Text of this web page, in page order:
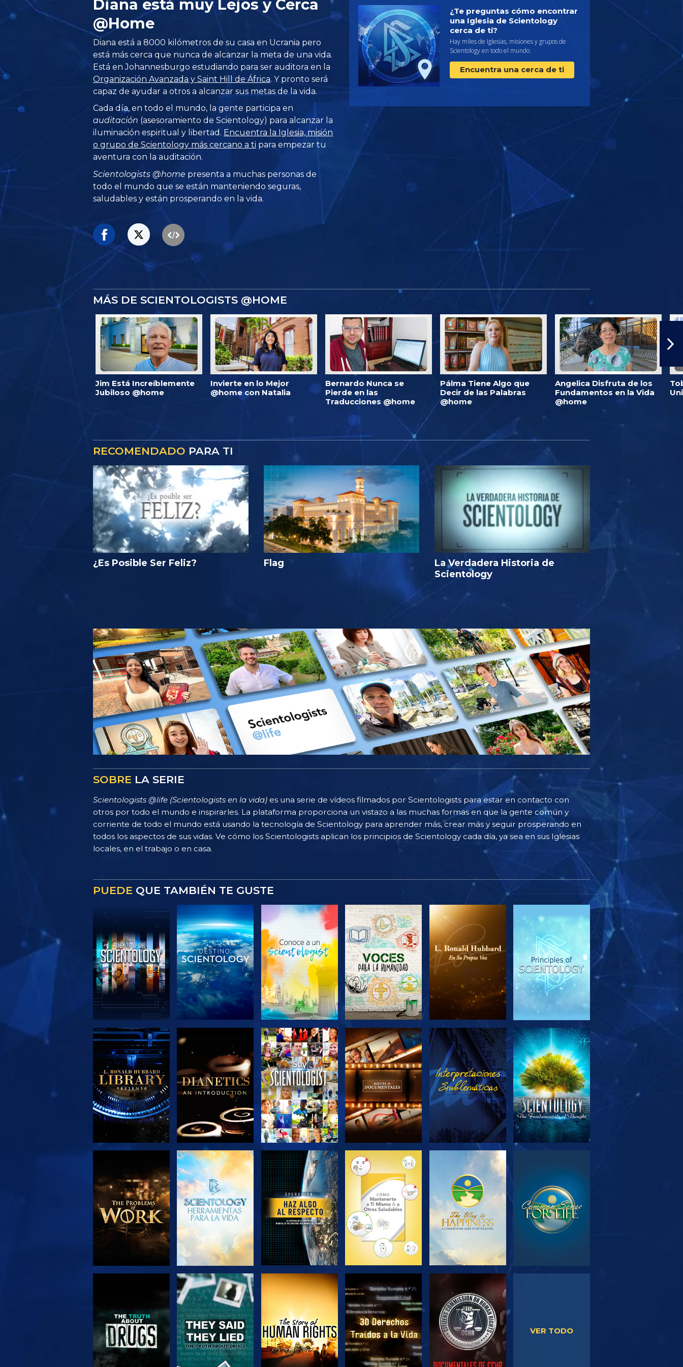
Diana está muy Lejos y Cerca
@Home
Diana está a 8000 kilómetros de su casa en Ucrania pero
está más cerca que nunca de alcanzar la meta de una vida.
Está en Johannesburgo estudiando para ser auditora en la
Organización Avanzada y Saint Hill de África. Y pronto será
capaz de ayudar a otros a alcanzar sus metas de la vida.
Cada día, en todo el mundo, la gente participa en
auditación (asesoramiento de Scientology) para alcanzar la
iluminación espiritual y libertad. Encuentra la Iglesia, misión
o grupo de Scientology más cercano a ti para empezar tu
aventura con la auditación.
Scientologists @home presenta a muchas personas de
todo el mundo que se están manteniendo seguras,
saludables y están prosperando en la vida.
¿Te preguntas cómo encontrar
una Iglesia de Scientology
cerca de ti?
Hay miles de Iglesias, misiones y grupos de
Scientology en todo el mundo.
Encuentra una cerca de ti
MÁS DE SCIENTOLOGISTS @HOME
Jim Está Increíblemente
Jubiloso @home
Invierte en lo Mejor
@home con Natalia
Bernardo Nunca se
Pierde en las
Traducciones @home
Pálma Tiene Algo que
Decir de las Palabras
@home
Angelica Disfruta de los
Fundamentos en la Vida
@home
RECOMENDADO PARA TI
¿Es Posible Ser Feliz? Flag
La Verdadera Historia de
Scientology
SOBRE LA SERIE
Scientologists @life (Scientologists en la vida) es una serie de vídeos filmados por Scientologists para estar en contacto con
otros por todo el mundo e inspirarles. La plataforma proporciona un vistazo a las muchas formas en que la gente común y
corriente de todo el mundo está usando la tecnología de Scientology para aprender más, crear más y seguir prosperando en
todos los aspectos de sus vidas. Ve cómo los Scientologists aplican los principios de Scientology cada día, ya sea en sus Iglesias
locales, en el trabajo o en casa.
PUEDE QUE TAMBIÉN TE GUSTE
EXPLORA LAS
SERIES
EXPLORA LAS
SERIES
EXPLORA LAS
SERIES
EXPLORA LAS
SERIES
EXPLORA LAS
SERIES
VE
EXPLORA LAS
SERIES
VE
EXPLORA LAS
SERIES
EXPLORA LAS
SERIES
EXPLORA LAS
SERIES
VE VE VE
VER TODO